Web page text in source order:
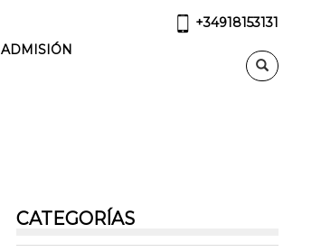
ADMISIÓN
+34918153131
CATEGORÍAS